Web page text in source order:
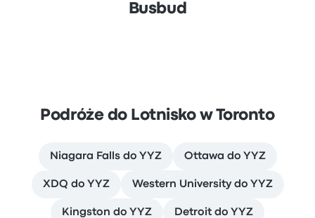
Busbud
Podróże do Lotnisko w Toronto
Niagara Falls do YYZ Ottawa do YYZ
XDQ do YYZ Western University do YYZ
Kingston do YYZ Detroit do YYZ